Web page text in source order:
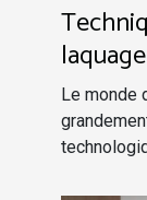
Le monde